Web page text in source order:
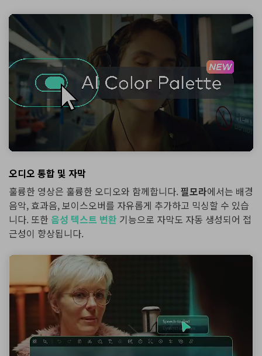
오디오 통합 및 자막
훌륭한 영상은 훌륭한 오디오와 함께합니다.필모라에서는 배경
음악, 효과음, 보이스오버를 자유롭게 추가하고 믹싱할 수 있습
니다. 또한 음성 텍스트 변환 기능으로 자막도 자동 생성되어 접
근성이 향상됩니다.